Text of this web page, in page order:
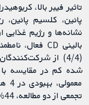
تاثیر فیبر بالا،
پائین، کلسیم
نشانه‌ها و رژیم غذایی
(4/4) از